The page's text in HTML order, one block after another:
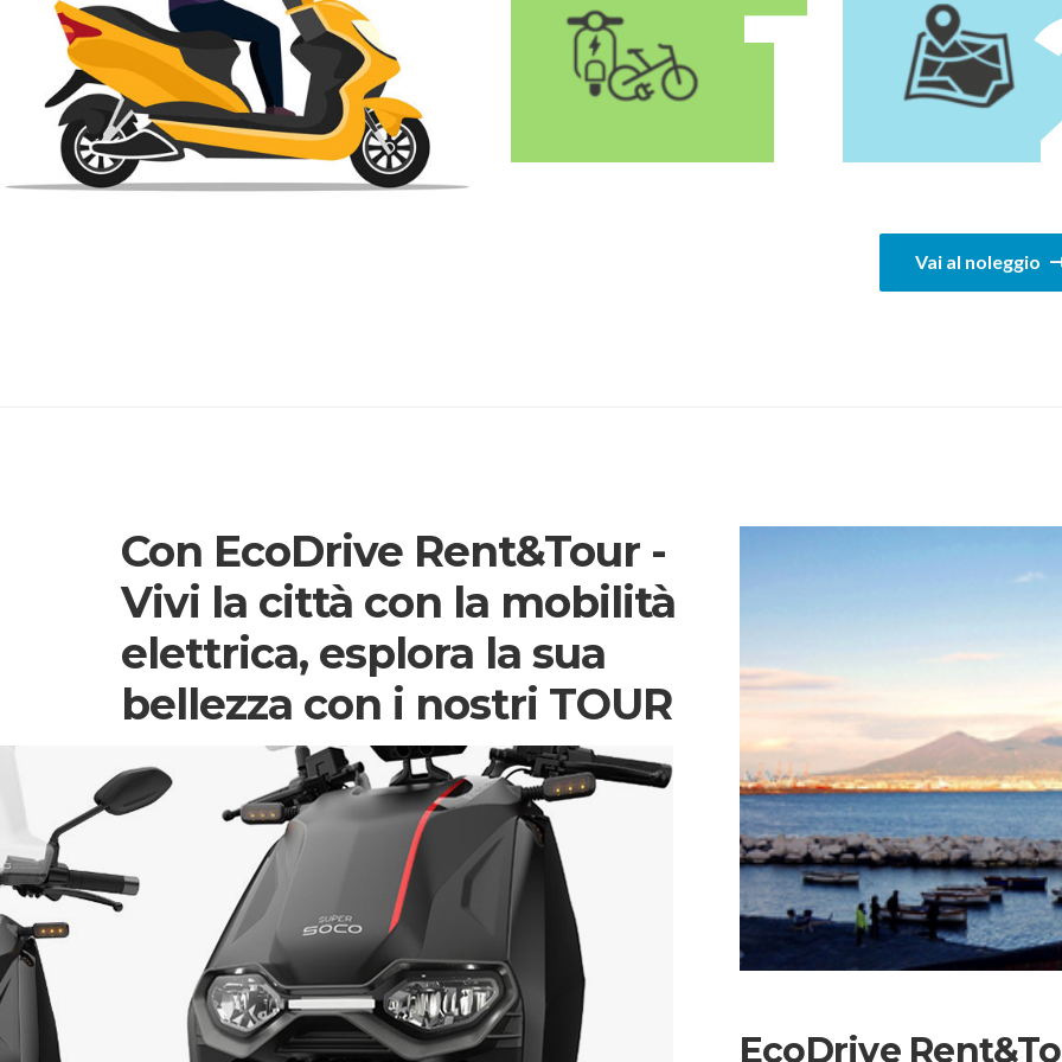
1
Vai al noleggio
Con EcoDrive Rent&Tour -
Vivi la città con la mobilità
elettrica, esplora la sua
bellezza con i nostri TOUR
EcoDrive